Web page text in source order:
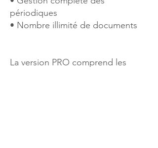
périodiques
• Nombre illimité de documents
La version PRO comprend les